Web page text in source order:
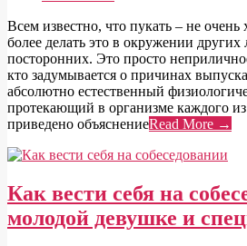
Всем известно, что пукать – не
более делать это в окружении
посторонних. Это просто
кто задумывается о причинах
абсолютно естественный
протекающий в организме каждого
приведено объяснениеRead More →
Как вести себя на
молодой девушке и